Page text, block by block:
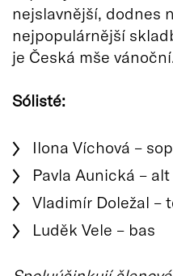
nejslavnější, dodnes
nejpopulárnější
je Česká mše vánoční.
Sólisté:
Ilona Víchová –
Pavla Aunická – alt
Vladimír Doležal –
Luděk Vele – bas